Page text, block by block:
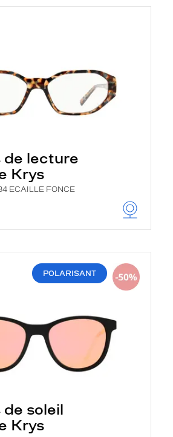
de lecture
Krys
ECAILLE FONCE
POLARISANT
soleil
Krys